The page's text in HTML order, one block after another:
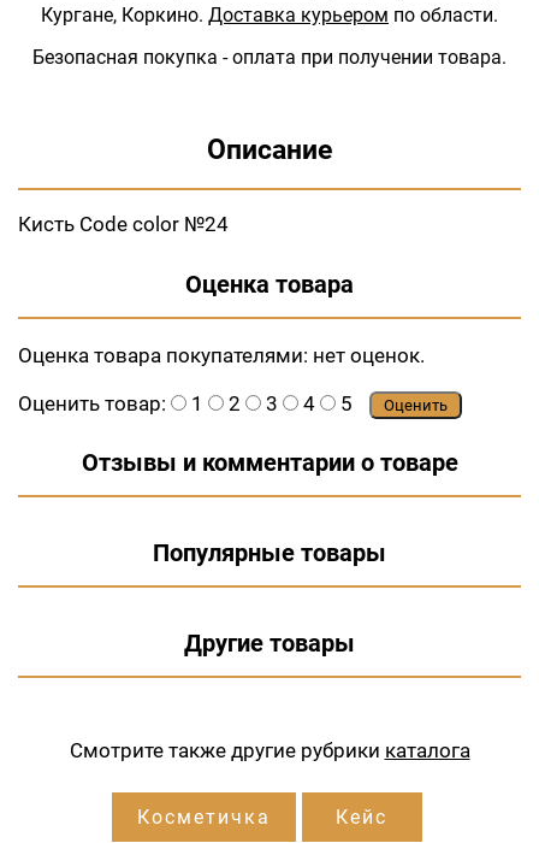
Кургане, Коркино. Доставка курьером по области.
Безопасная покупка - оплата при получении товара.
Описание
Кисть Code сolor №24
Оценка товара
Оценка товара покупателями: нет оценок.
Оценить товар:
1 2 3 4 5 Оценить
Отзывы и комментарии о товаре
Популярные товары
Другие товары
Смотрите также другие рубрики каталога
Косметичка Кейс